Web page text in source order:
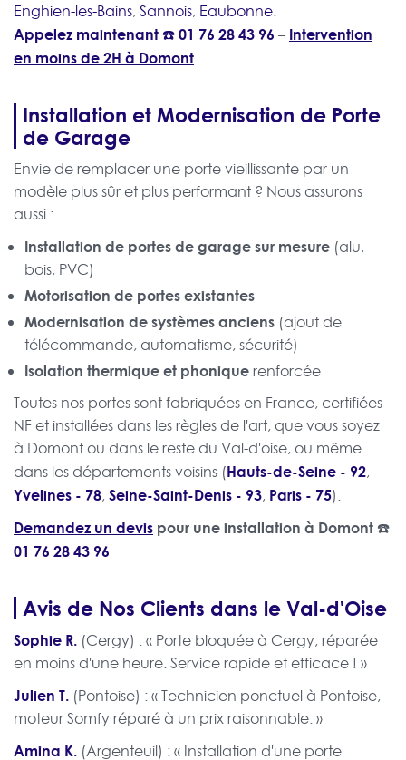
Enghien-les-Bains, Sannois, Eaubonne.
Appelez maintenant ☎️01 76 28 43 96 – Intervention
en moins de 2H à Domont
Installation et Modernisation de Porte
de Garage
Envie de remplacer une porte vieillissante par un
modèle plus sûr et plus performant ? Nous assurons
aussi :
Installation de portes de garage sur mesure (alu,
bois, PVC)
Motorisation de portes existantes
Modernisation de systèmes anciens (ajout de
télécommande, automatisme, sécurité)
Isolation thermique et phoniquerenforcée
Toutes nos portes sont fabriquées en France, certifiées
NF et installées dans les règles de l'art, que vous soyez
à Domont ou dans le reste du Val-d'oise, ou même
dans les départements voisins (Hauts-de-Seine - 92,
Yvelines - 78, Seine-Saint-Denis - 93, Paris - 75).
Demandez un devis pour une installation à Domont ☎️
01 76 28 43 96
Avis de Nos Clients dans le Val-d'Oise
Sophie R. (Cergy) : « Porte bloquée à Cergy, réparée
en moins d'une heure. Service rapide et efficace ! »
Julien T. (Pontoise) : « Technicien ponctuel à Pontoise,
moteur Somfy réparé à un prix raisonnable. »
Amina K. (Argenteuil) : « Installation d'une porte